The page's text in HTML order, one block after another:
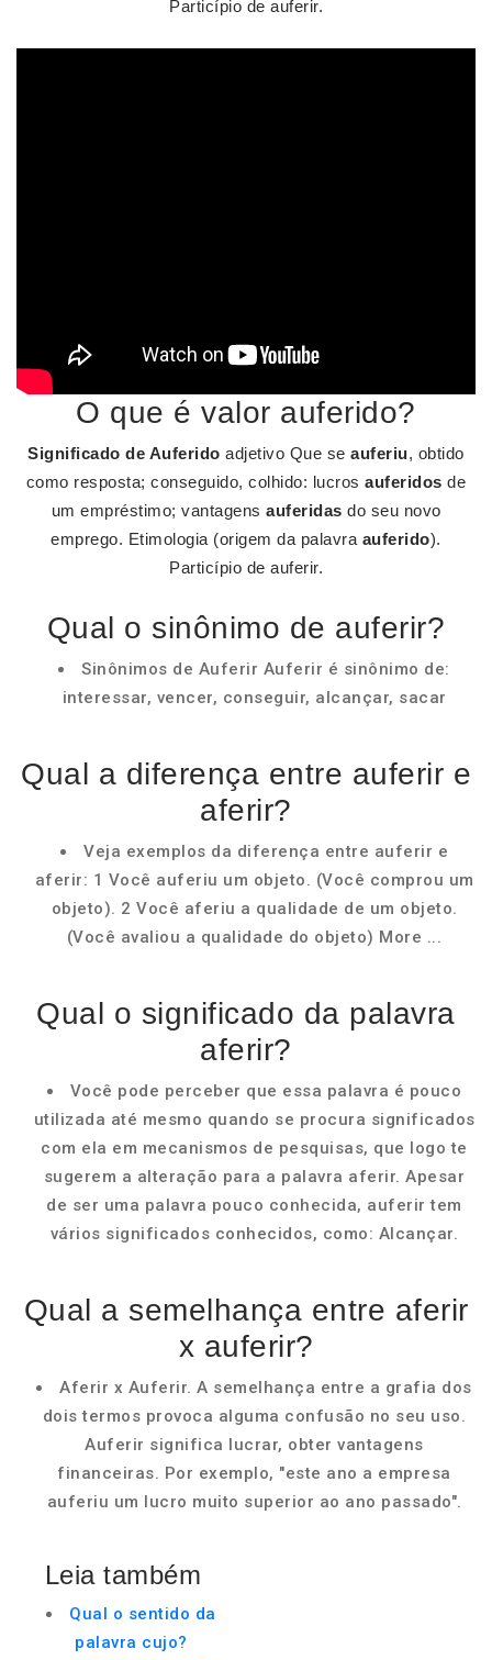
Particípio de auferir.
O que é valor auferido?
Significado de Auferido adjetivo Que seauferiu, obtido
como resposta; conseguido, colhido: lucrosauferidos de
um empréstimo; vantagens auferidas do seu novo
emprego. Etimologia (origem da palavra auferido).
Particípio de auferir.
Qual o sinônimo de auferir?
Sinônimos de Auferir Auferir é sinônimo de:
interessar, vencer, conseguir, alcançar, sacar
Qual a diferença entre auferir e
aferir?
Veja exemplos da diferença entre auferir e
aferir: 1 Você auferiu um objeto. (Você comprou um
objeto). 2 Você aferiu a qualidade de um objeto.
(Você avaliou a qualidade do objeto) More ...
Qual o significado da palavra
aferir?
Você pode perceber que essa palavra é pouco
utilizada até mesmo quando se procura significados
com ela em mecanismos de pesquisas, que logo te
sugerem a alteração para a palavra aferir. Apesar
de ser uma palavra pouco conhecida, auferir tem
vários significados conhecidos, como: Alcançar.
Qual a semelhança entre aferir
x auferir?
Aferir x Auferir. A semelhança entre a grafia dos
dois termos provoca alguma confusão no seu uso.
Auferir significa lucrar, obter vantagens
financeiras. Por exemplo, "este ano a empresa
auferiu um lucro muito superior ao ano passado".
Leia também
Qual o sentido da
palavra cujo?